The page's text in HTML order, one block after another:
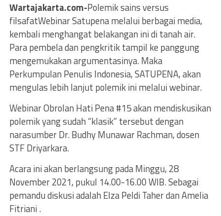
Wartajakarta.com-Polemik sains versus
filsafatWebinar Satupena melalui berbagai media,
kembali menghangat belakangan ini di tanah air.
Para pembela dan pengkritik tampil ke panggung
mengemukakan argumentasinya. Maka
Perkumpulan Penulis Indonesia, SATUPENA, akan
mengulas lebih lanjut polemik ini melalui webinar.
Webinar Obrolan Hati Pena #15 akan mendiskusikan
polemik yang sudah “klasik” tersebut dengan
narasumber Dr. Budhy Munawar Rachman, dosen
STF Driyarkara.
Acara ini akan berlangsung pada Minggu, 28
November 2021, pukul 14.00-16.00 WIB. Sebagai
pemandu diskusi adalah Elza Peldi Taher dan Amelia
Fitriani .